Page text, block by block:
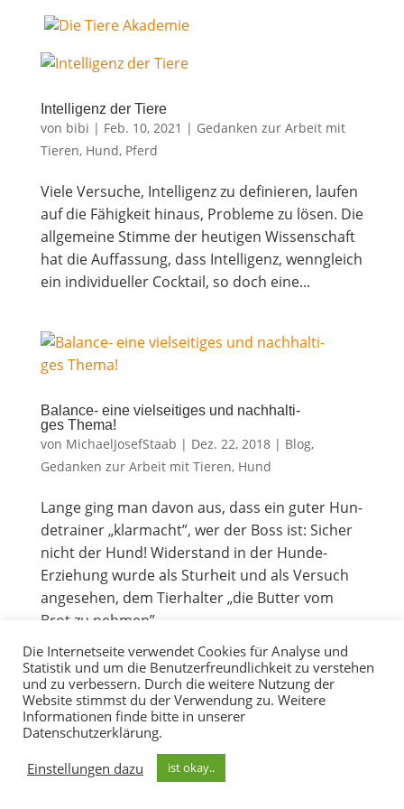
Intel­li­genz der Tiere
von bibi | Feb. 10, 2021 | Gedanken zur Arbeit mit
Tieren, Hund, Pferd
Vie­le Ver­su­che, Intel­li­genz zu defi­nie­ren, lau­fen
auf die Fähig­keit hin­aus, Pro­ble­me zu lösen. Die
all­ge­mei­ne Stim­me der heu­ti­gen Wis­sen­schaft
hat die Auf­fas­sung, dass Intel­li­genz, wenn­gleich
ein indi­vi­du­el­ler Cock­tail, so doch eine...
Balan­ce- eine viel­sei­ti­ges und nach­hal­ti­
ges Thema!
von MichaelJosefStaab | Dez. 22, 2018| Blog,
Gedanken zur Arbeit mit Tieren, Hund
Lan­ge ging man davon aus, dass ein guter Hun­
de­trai­ner „klar­macht”, wer der Boss ist: Sicher
nicht der Hund! Wider­stand in der Hun­de-
Erzie­hung wur­de als Stur­heit und als Ver­such
ange­se­hen, dem Tier­hal­ter „die But­ter vom
Brot zu neh­men”....
Nächste Einträge »
© Tiereakademie Kontakt: bibi@degn.de
+49(0)178 58 33 297
AGBs-Für Lernlinge
Die Internetseite verwendet Cookies für Analyse und
Statistik und um die Benutzerfreundlichkeit zu verstehen
und zu verbessern. Durch die weitere Nutzung der
Website stimmst du der Verwendung zu. Weitere
Informationen finde bitte in unserer
Datenschutzerklärung.
Einstellungen dazu
ist okay..